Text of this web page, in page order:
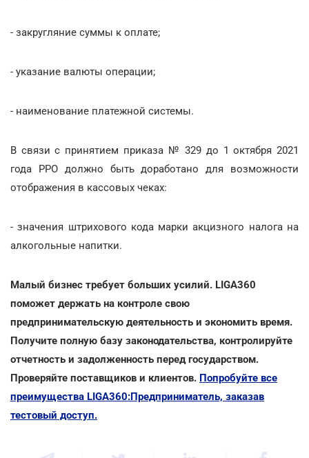
- закругляние суммы к оплате;
- указание валюты операции;
- наименование платежной системы.
В связи с принятием приказа № 329 до 1 октября 2021
года РРО должно быть доработано для возможности
отображения в кассовых чеках:
- значения штрихового кода марки акцизного налога на
алкогольные напитки.
Малый бизнес требует больших усилий. LIGA360
поможет держать на контроле свою
предпринимательскую деятельность и экономить время.
Получите полную базу законодательства, контролируйте
отчетность и задолженность перед государством.
Проверяйте поставщиков и клиентов. Попробуйте все
преимущества LIGA360:Предприниматель, заказав
тестовый доступ.